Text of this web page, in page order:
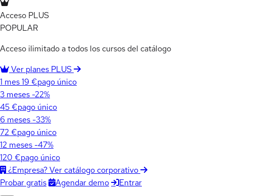
Acceso PLUS
POPULAR
Acceso ilimitado a todos los cursos del catálogo
Ver planes PLUS
1 mes19 €pago único
3 meses -22%
45 €pago único
6 meses -33%
72 €pago único
12 meses -47%
120 €pago único
¿Empresa? Ver catálogo corporativo
Probar gratis
Agendar demo Entrar